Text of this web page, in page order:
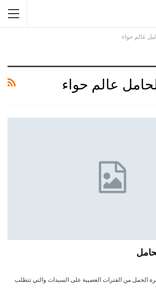
عالم حواء
عالم حواء
الحمل من الفترات العصيبة على السيدات والتي تتطلب